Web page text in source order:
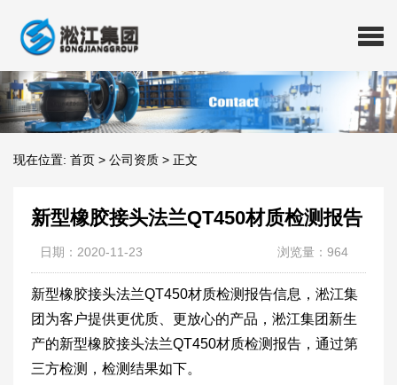
现在位置: 首页 > 公司资质 > 正文
新型橡胶接头法兰QT450材质检测报告
日期：2020-11-23 浏览量：964
新型橡胶接头法兰QT450材质检测报告信息，淞江集
团为客户提供更优质、更放心的产品，淞江集团新生
产的新型橡胶接头法兰QT450材质检测报告，通过第
三方检测，检测结果如下。